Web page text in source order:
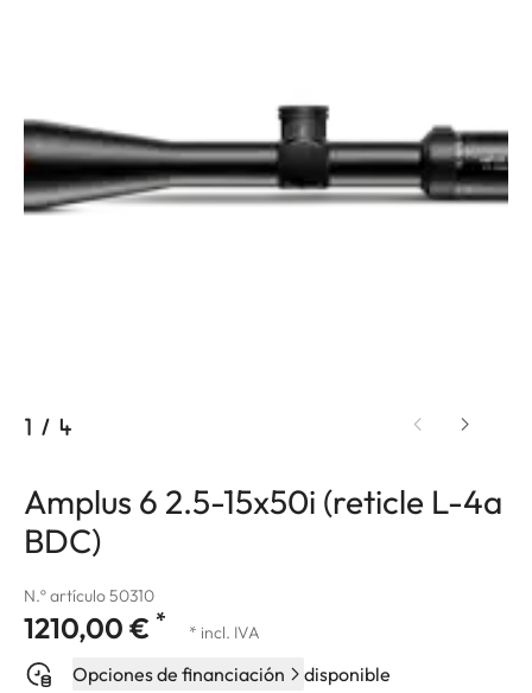
1 / 4
Amplus 6 2.5-15x50i (reticle L-4a
BDC)
N.º artículo 50310
1210,00 € * * incl. IVA
Opciones de financiación
disponible